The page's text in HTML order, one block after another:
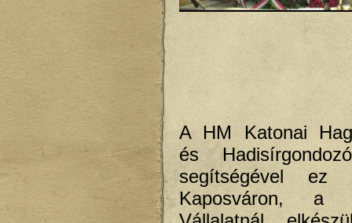
A HM Katonai
és
segítségével ez
Kaposváron, a